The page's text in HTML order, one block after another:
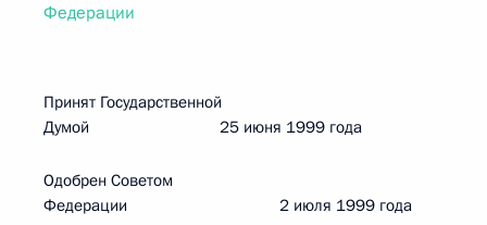
Федерации
Принят Государственной
Думой 25 июня 1999 года
Одобрен Советом
Федерации 2 июля 1999 года